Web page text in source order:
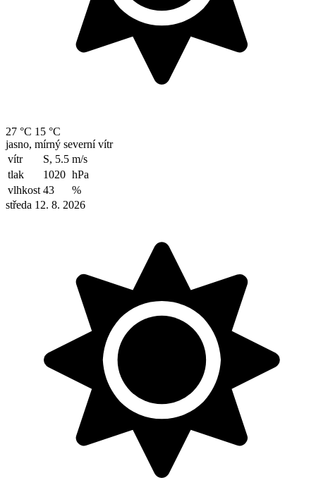
27 °C 15 °C
jasno, mírný severní vítr
vítr
S, 5.5 m/s
tlak
1020 hPa
vlhkost 43
%
středa 12. 8. 2026